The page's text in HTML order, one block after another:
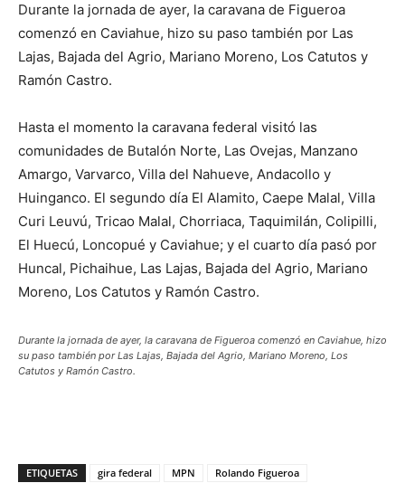
Durante la jornada de ayer, la caravana de Figueroa
comenzó en Caviahue, hizo su paso también por Las
Lajas, Bajada del Agrio, Mariano Moreno, Los Catutos y
Ramón Castro.
Hasta el momento la caravana federal visitó las
comunidades de Butalón Norte, Las Ovejas, Manzano
Amargo, Varvarco, Villa del Nahueve, Andacollo y
Huinganco. El segundo día El Alamito, Caepe Malal, Villa
Curi Leuvú, Tricao Malal, Chorriaca, Taquimilán, Colipilli,
El Huecú, Loncopué y Caviahue; y el cuarto día pasó por
Huncal, Pichaihue, Las Lajas, Bajada del Agrio, Mariano
Moreno, Los Catutos y Ramón Castro.
Durante la jornada de ayer, la caravana de Figueroa comenzó en Caviahue, hizo
su paso también por Las Lajas, Bajada del Agrio, Mariano Moreno, Los
Catutos y Ramón Castro.
ETIQUETAS gira federal MPN Rolando Figueroa